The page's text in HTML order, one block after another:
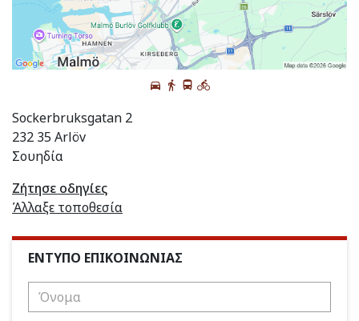
Sockerbruksgatan 2
232 35 Arlöv
Σουηδία
Ζήτησε οδηγίες
Άλλαξε τοποθεσία
ΕΝΤΥΠΟ ΕΠΙΚΟΙΝΩΝΙΑΣ